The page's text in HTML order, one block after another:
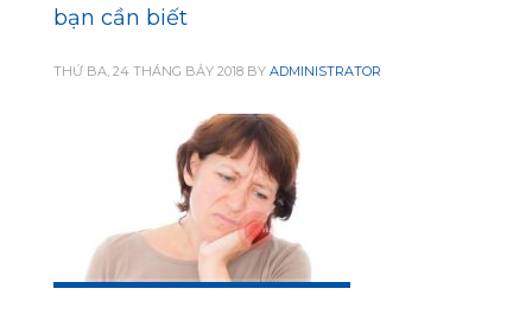
bạn cần biết
THỨ BA, 24 THÁNG BẢY 2018 BY ADMINISTRATOR